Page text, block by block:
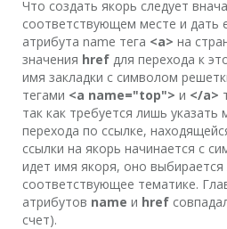
Что создать якорь следует
соответствующем месте и дать
атрибута name тега <a> на
значения href для перехода к
имя закладки с символом
тегами <a name="top"> и </a>
так как требуется лишь
перехода по ссылке,
ссылки на якорь начинается с
идет имя якоря, оно
соответствующее тематике.
атрибутов name и href
счет).